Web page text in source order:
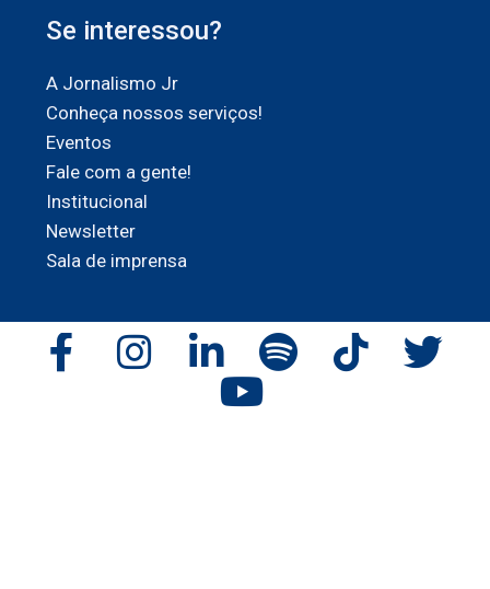
Se interessou?
A Jornalismo Jr
Conheça nossos serviços!
Eventos
Fale com a gente!
Institucional
Newsletter
Sala de imprensa